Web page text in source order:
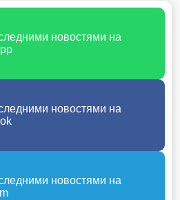
новостями на
новостями на
новостями на